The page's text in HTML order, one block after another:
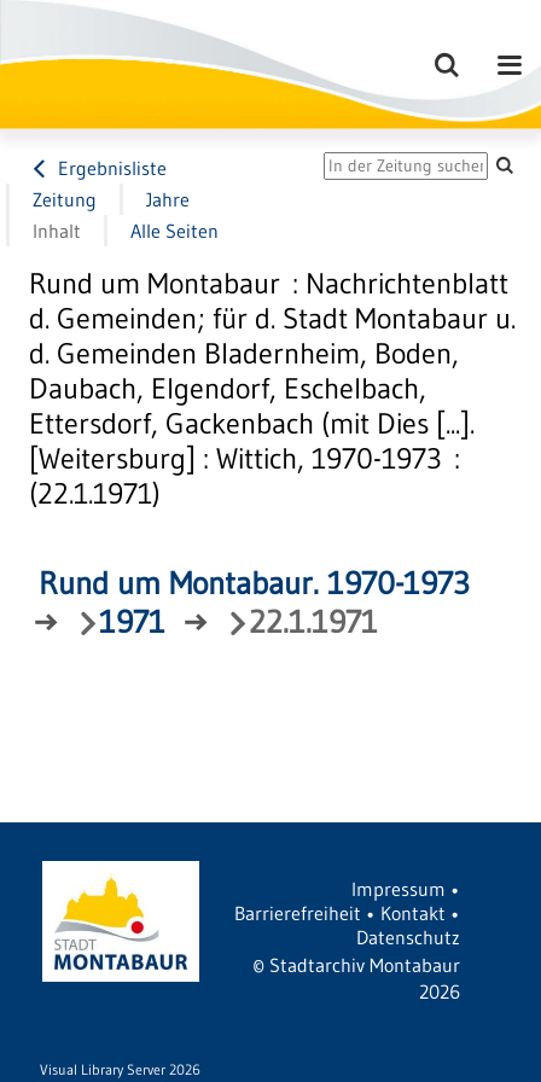
Ergebnisliste
Zeitung
Jahre
Inhalt
Alle Seiten
Rund um Montabaur : Nachrichtenblatt
d. Gemeinden; für d. Stadt Montabaur u.
d. Gemeinden Bladernheim, Boden,
Daubach, Elgendorf, Eschelbach,
Ettersdorf, Gackenbach (mit Dies [...].
[Weitersburg] : Wittich, 1970-1973 :
(22.1.1971)
Rund um Montabaur. 1970-1973
→
1971 → 22.1.1971
Impressum •
Barrierefreiheit • Kontakt •
Datenschutz
© Stadtarchiv Montabaur
2026
Visual Library Server 2026